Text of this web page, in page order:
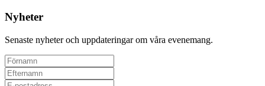
Nyheter
Senaste nyheter och uppdateringar om våra evenemang.